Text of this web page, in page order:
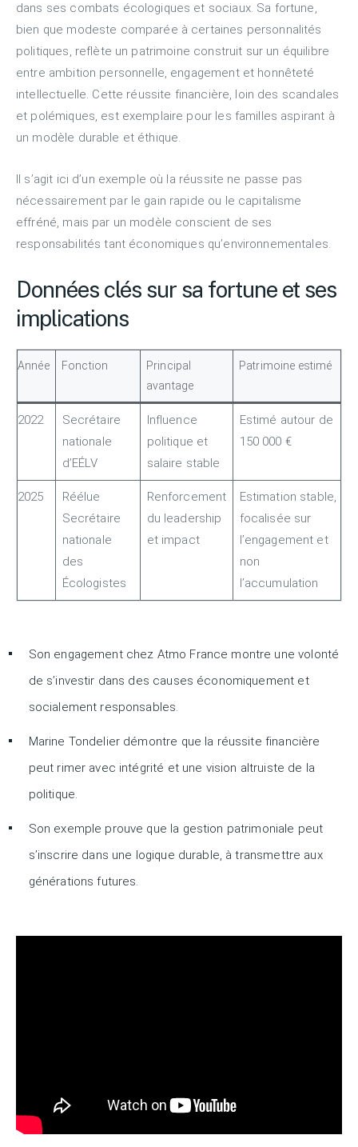
dans ses combats écologiques et sociaux. Sa fortune,
bien que modeste comparée à certaines personnalités
politiques, reflète un patrimoine construit sur un équilibre
entre ambition personnelle, engagement et honnêteté
intellectuelle. Cette réussite financière, loin des scandales
et polémiques, est exemplaire pour les familles aspirant à
un modèle durable et éthique.
Il s’agit ici d’un exemple où la réussite ne passe pas
nécessairement par le gain rapide ou le capitalisme
effréné, mais par un modèle conscient de ses
responsabilités tant économiques qu’environnementales.
Données clés sur sa fortune et ses
implications
Année Fonction
Principal
avantage
Patrimoine estimé
2022
Secrétaire
nationale
d’EÉLV
Influence
politique et
salaire stable
Estimé autour de
150 000 €
2025
Réélue
Secrétaire
nationale
des
Écologistes
Renforcement
du leadership
et impact
Estimation stable,
focalisée sur
l’engagement et
non
l’accumulation
Son engagement chez Atmo France montre une volonté
de s’investir dans des causes économiquement et
socialement responsables.
Marine Tondelier démontre que la réussite financière
peut rimer avec intégrité et une vision altruiste de la
politique.
Son exemple prouve que la gestion patrimoniale peut
s’inscrire dans une logique durable, à transmettre aux
générations futures.